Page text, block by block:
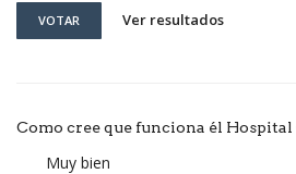
VOTAR Ver resultados
Como cree que funciona él
Muy bien